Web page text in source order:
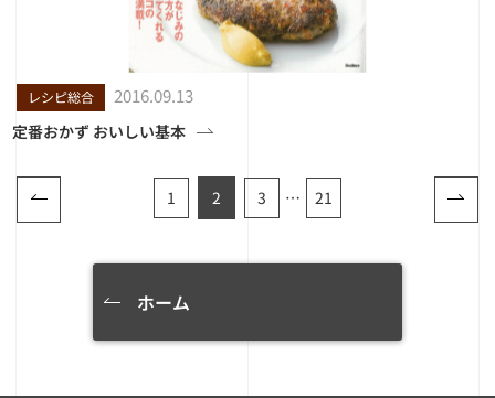
レシピ総合 2016.09.13
定番おかず おいしい基本
1 2 3 … 21
ホーム